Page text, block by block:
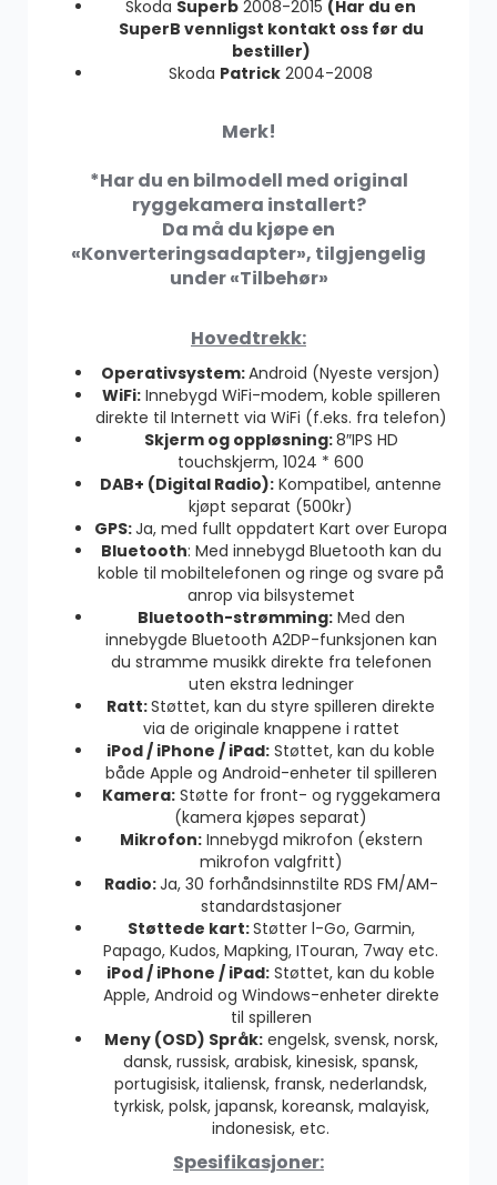
Skoda Superb 2008-2015 (Har du en
SuperB vennligst kontakt oss før du
bestiller)
Skoda Patrick 2004-2008
Merk!
*Har du en bilmodell med original
ryggekamera installert?
Da må du kjøpe en
«Konverteringsadapter», tilgjengelig
under «Tilbehør»
Hovedtrekk:
Operativsystem:Android (Nyeste versjon)
WiFi:Innebygd WiFi-modem, koble spilleren
direkte til Internett via WiFi (f.eks. fra telefon)
Skjerm og oppløsning:8″IPS HD
touchskjerm, 1024 * 600
DAB+ (Digital Radio): Kompatibel, antenne
kjøpt separat (500kr)
GPS:Ja, med fullt oppdatert Kart over Europa
Bluetooth: Med innebygd Bluetooth kan du
koble til mobiltelefonen og ringe og svare på
anrop via bilsystemet
Bluetooth-strømming:Med den
innebygde Bluetooth A2DP-funksjonen kan
du stramme musikk direkte fra telefonen
uten ekstra ledninger
Ratt:Støttet, kan du styre spilleren direkte
via de originale knappene i rattet
iPod / iPhone / iPad: Støttet, kan du koble
både Apple og Android-enheter til spilleren
Kamera:Støtte for front- og ryggekamera
(kamera kjøpes separat)
Mikrofon:Innebygd mikrofon (ekstern
mikrofon valgfritt)
Radio:Ja, 30 forhåndsinnstilte RDS FM/AM-
standardstasjoner
Støttede kart:Støtter l-Go, Garmin,
Papago, Kudos, Mapking, ITouran, 7way etc.
iPod / iPhone / iPad: Støttet, kan du koble
Apple, Android og Windows-enheter direkte
til spilleren
Meny (OSD) Språk:engelsk, svensk, norsk,
dansk, russisk, arabisk, kinesisk, spansk,
portugisisk, italiensk, fransk, nederlandsk,
tyrkisk, polsk, japansk, koreansk, malayisk,
indonesisk, etc.
Spesifikasjoner: